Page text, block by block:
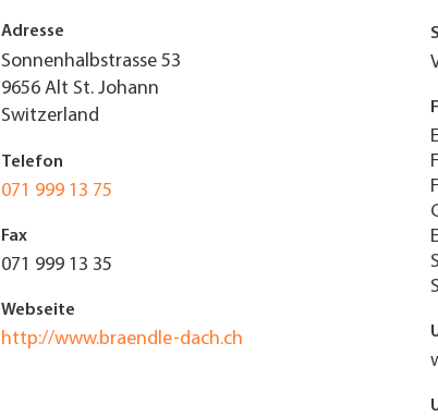
Adresse
Sonnenhalbstrasse 53
9656 Alt St. Johann
Switzerland
Telefon
071 999 13 75
Fax
071 999 13 35
Webseite
http://www.braendle-dach.ch